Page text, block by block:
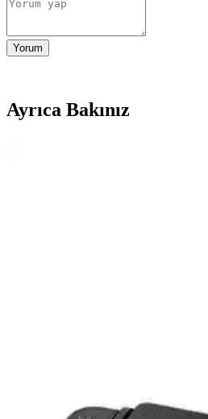
Yorum
Ayrıca Bakınız